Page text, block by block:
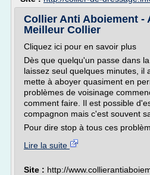
Collier Anti Aboiement -
Meilleur Collier
Cliquez ici pour en savoir plus
Dès que quelqu'un passe dans
laissez seul quelques minutes, il
mette à aboyer quasiment en
problèmes de voisinage
comment faire. Il est possible
compagnon mais c'est souvent
Pour dire stop à tous ces
Lire la suite
Site : http://